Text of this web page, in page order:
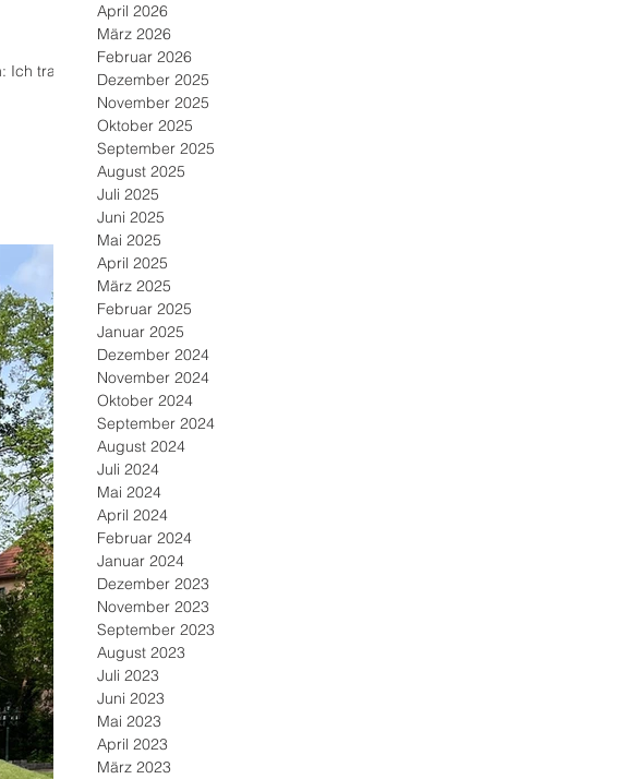
trage
April 2026
März 2026
Februar 2026
Dezember 2025
November 2025
Oktober 2025
September 2025
August 2025
Juli 2025
Juni 2025
Mai 2025
April 2025
März 2025
Februar 2025
Januar 2025
Dezember 2024
November 2024
Oktober 2024
September 2024
August 2024
Juli 2024
Mai 2024
April 2024
Februar 2024
Januar 2024
Dezember 2023
November 2023
September 2023
August 2023
Juli 2023
Juni 2023
Mai 2023
April 2023
März 2023